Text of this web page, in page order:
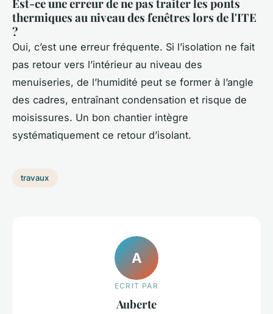
Est-ce une erreur de ne pas traiter les ponts
thermiques au niveau des fenêtres lors de l'ITE
?
Oui, c’est une erreur fréquente. Si l’isolation ne fait
pas retour vers l’intérieur au niveau des
menuiseries, de l’humidité peut se former à l’angle
des cadres, entraînant condensation et risque de
moisissures. Un bon chantier intègre
systématiquement ce retour d’isolant.
travaux
A
ECRIT PAR
Auberte